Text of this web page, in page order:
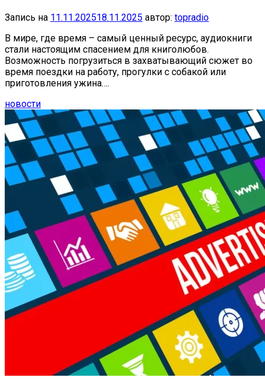
Запись на 11.11.202518.11.2025 автор: topradio
В мире, где время – самый ценный ресурс, аудиокниги
стали настоящим спасением для книголюбов.
Возможность погрузиться в захватывающий сюжет во
время поездки на работу, прогулки с собакой или
приготовления ужина….
новости